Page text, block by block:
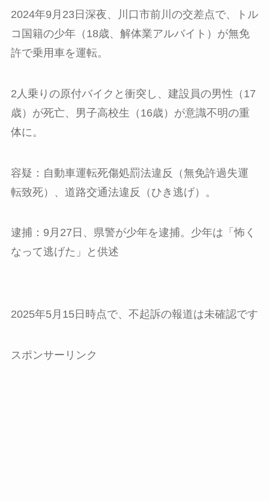
2024年9月23日深夜、川口市前川の交差点で、トル
コ国籍の少年（18歳、解体業アルバイト）が無免
許で乗用車を運転。
2人乗りの原付バイクと衝突し、建設員の男性（17
歳）が死亡、男子高校生（16歳）が意識不明の重
体に。
容疑：自動車運転死傷処罰法違反（無免許過失運
転致死）、道路交通法違反（ひき逃げ）。
逮捕：9月27日、県警が少年を逮捕。少年は「怖く
なって逃げた」と供述
2025年5月15日時点で、不起訴の報道は未確認です
スポンサーリンク